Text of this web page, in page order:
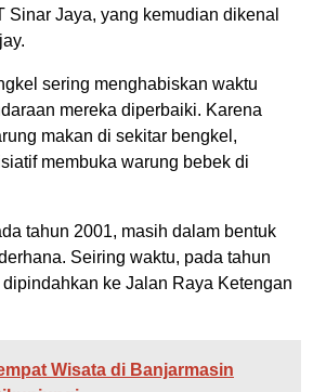
Sinar Jaya, yang kemudian dikenal
sering menghabiskan waktu
mereka diperbaiki. Karena
makan di sekitar bengkel,
membuka warung bebek di
tahun 2001, masih dalam bentuk
Seiring waktu, pada tahun
ke Jalan Raya Ketengan
Wisata di Banjarmasin